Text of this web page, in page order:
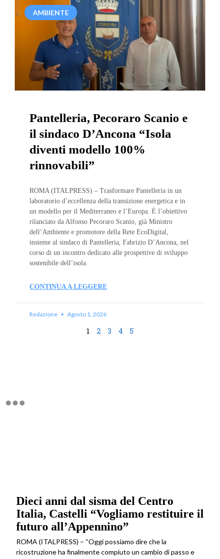
AMBIENTE
Pantelleria, Pecoraro Scanio e
il sindaco D’Ancona “Isola
diventi modello 100%
rinnovabili”
ROMA (ITALPRESS) – Trasformare Pantelleria in un
laboratorio d’eccellenza della transizione energetica e in
un modello per il Mediterraneo e l’Europa. È l’obiettivo
rilanciato da Alfonso Pecoraro Scanio, già Ministro
dell’Ambiente e promotore della Rete EcoDigital,
insieme al sindaco di Pantelleria, Fabrizio D’Ancona, nel
corso di un incontro dedicato alle prospettive di sviluppo
sostenibile dell’isola.
CONTINUA A LEGGERE
Redazione Agosto 1, 2026
1 2 3 4 5
Dieci anni dal sisma del Centro
Italia, Castelli “Vogliamo restituire il
futuro all’Appennino”
ROMA (ITALPRESS) – “Oggi possiamo dire che la
ricostruzione ha finalmente compiuto un cambio di passo e